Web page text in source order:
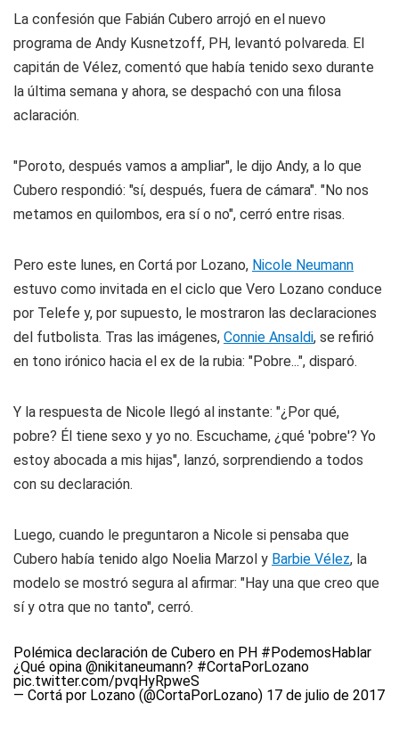
La confesión que Fabián Cubero arrojó en el nuevo
programa de Andy Kusnetzoff, PH, levantó polvareda. El
capitán de Vélez, comentó que había tenido sexo durante
la última semana y ahora, se despachó con una filosa
aclaración.
"Poroto, después vamos a ampliar", le dijo Andy, a lo que
Cubero respondió: "sí, después, fuera de cámara". "No nos
metamos en quilombos, era sí o no", cerró entre risas.
Pero este lunes, en Cortá por Lozano, Nicole Neumann
estuvo como invitada en el ciclo que Vero Lozano conduce
por Telefe y, por supuesto, le mostraron las declaraciones
del futbolista. Tras las imágenes, Connie Ansaldi, se refirió
en tono irónico hacia el ex de la rubia: "Pobre...", disparó.
Y la respuesta de Nicole llegó al instante: "¿Por qué,
pobre? Él tiene sexo y yo no. Escuchame, ¿qué 'pobre'? Yo
estoy abocada a mis hijas", lanzó, sorprendiendo a todos
con su declaración.
Luego, cuando le preguntaron a Nicole si pensaba que
Cubero había tenido algo Noelia Marzol y Barbie Vélez, la
modelo se mostró segura al afirmar: "Hay una que creo que
sí y otra que no tanto", cerró.
Polémica declaración de Cubero en PH #PodemosHablar
¿Qué opina @nikitaneumann? #CortaPorLozano
pic.twitter.com/pvqHyRpweS
— Cortá por Lozano (@CortaPorLozano) 17 de julio de 2017